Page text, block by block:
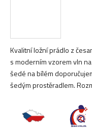
Kvalitní ložní prádlo z
s moderním vzorem vln
šedé na bílém
šedým prostěradlem.